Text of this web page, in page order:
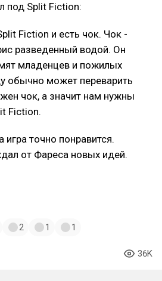
под Split Fiction:
Fiction и есть чок. Чок -
разведенный водой. Он
младенцев и пожилых
обычно может переварить
чок, а значит нам нужны
Fiction.
точно понравится.
от Фареса новых идей.
2 1 1
36K